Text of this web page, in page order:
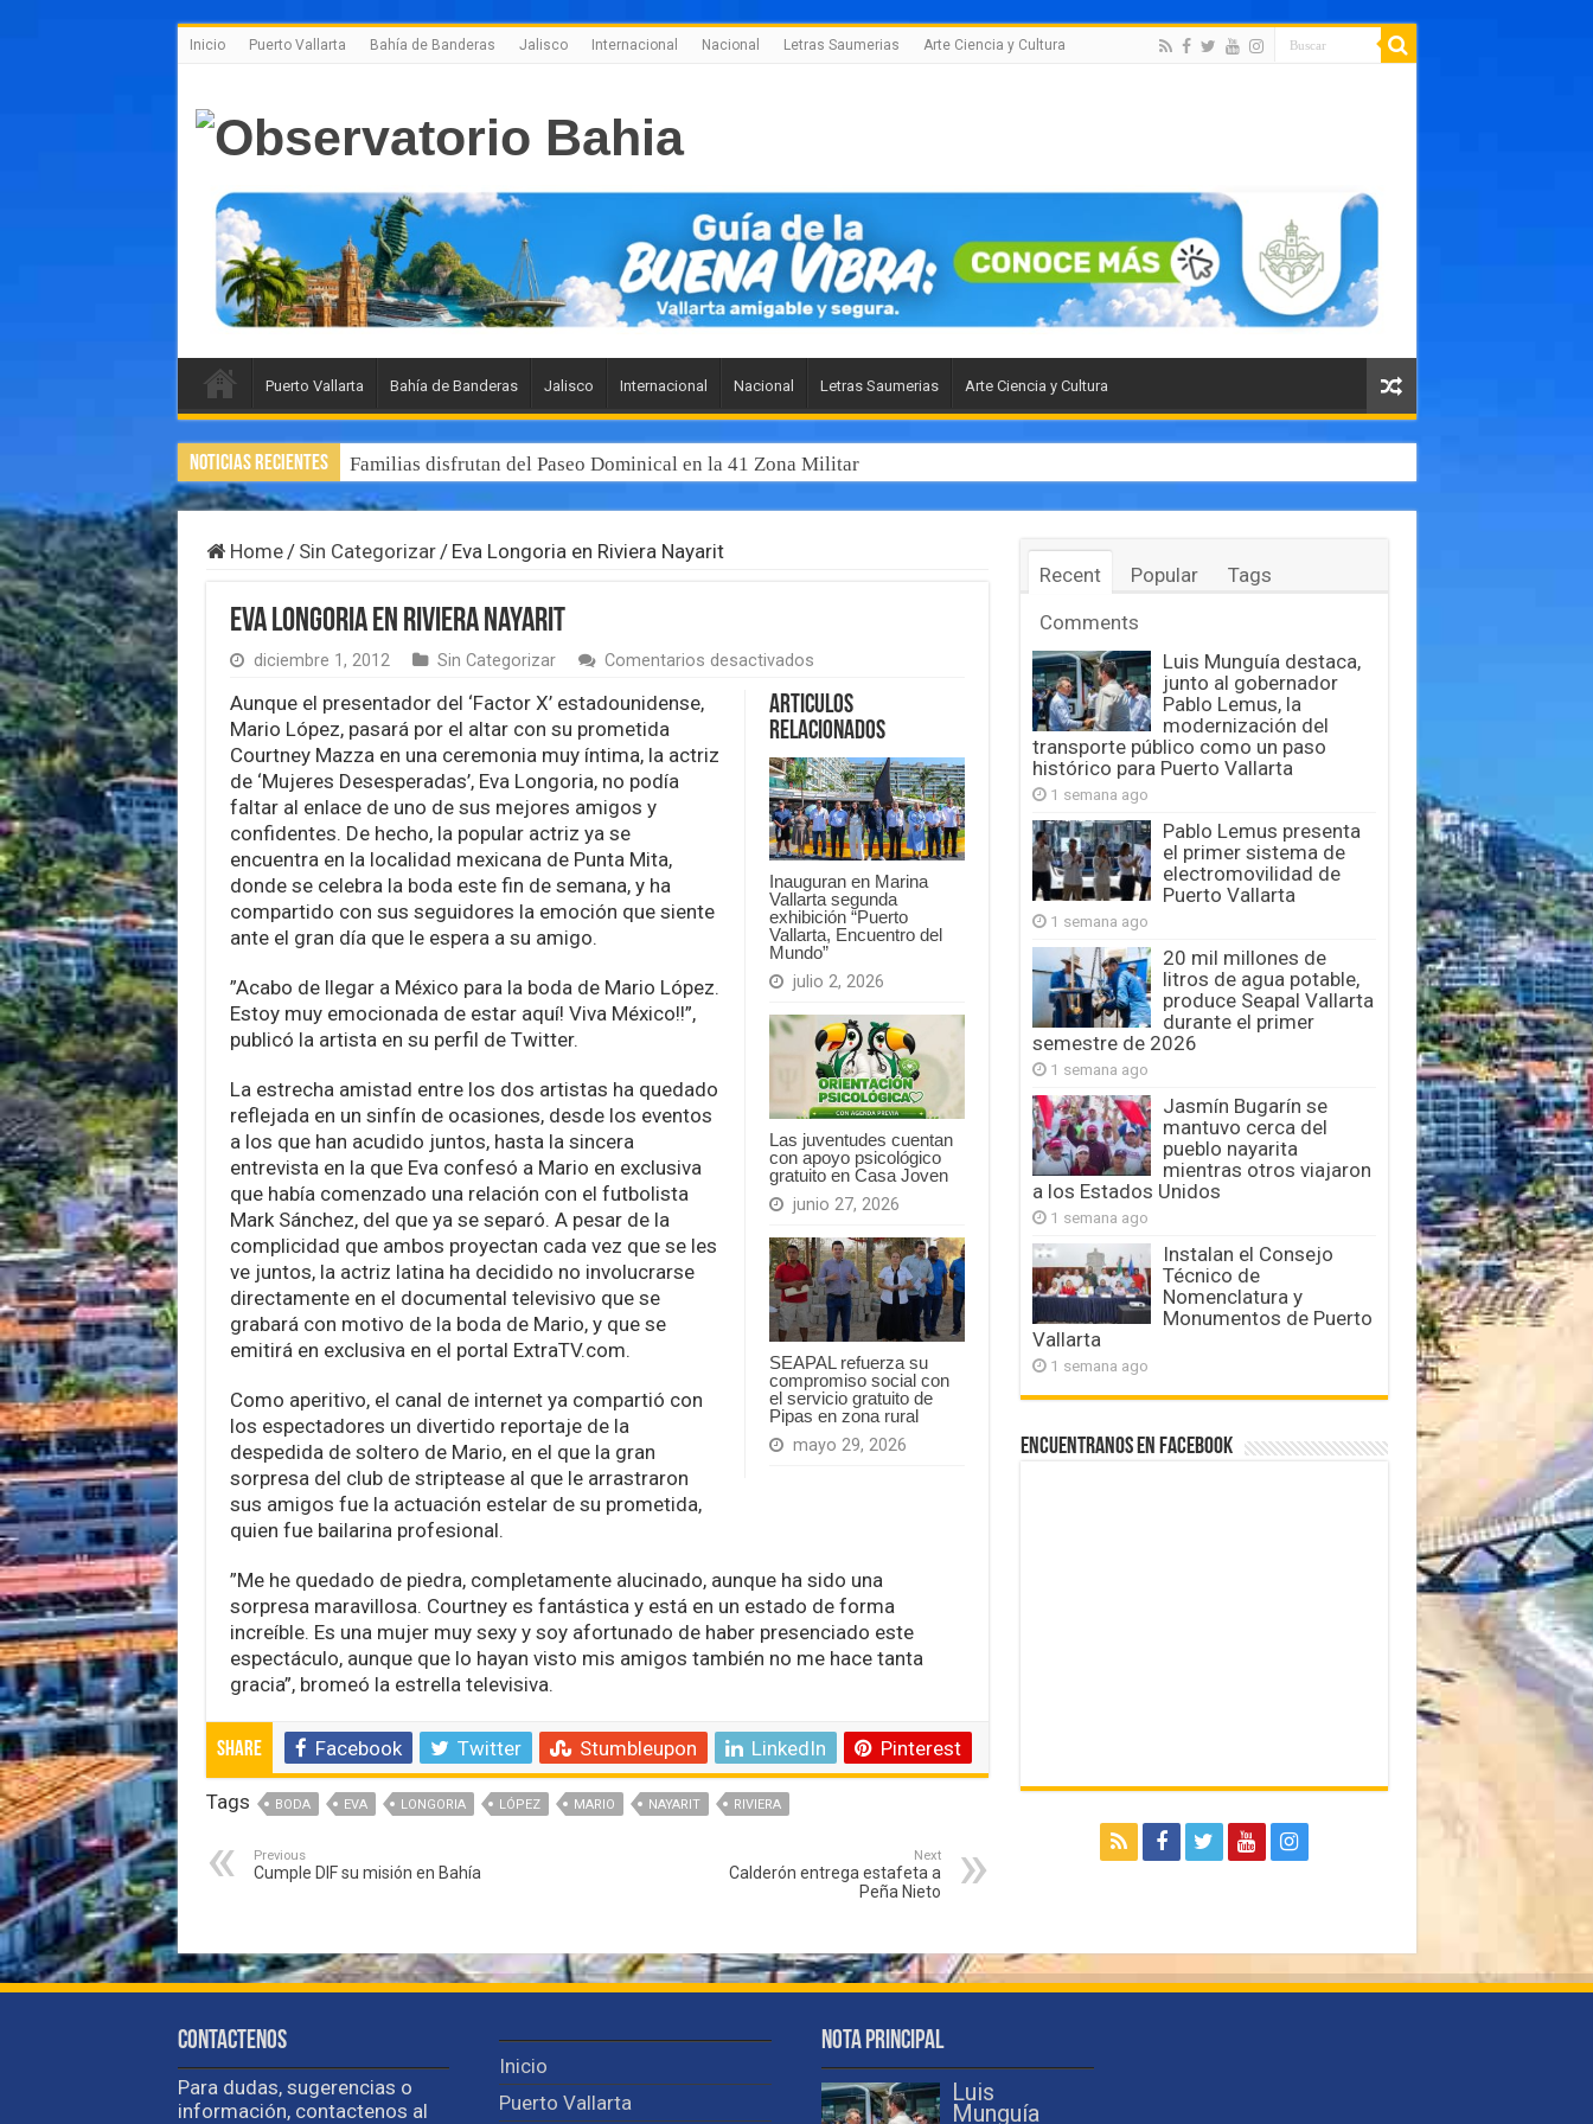
Inicio Puerto Vallarta Bahía de Banderas Jalisco Internacional Nacional Letras Saumerias Arte Ciencia y Cultura
Puerto Vallarta Bahía de Banderas Jalisco Internacional Nacional Letras Saumerias Arte Ciencia y Cultura
Noticias Recientes Familias disfrutan del Paseo Dominical en la 41 Zona Militar
Home / Sin Categorizar / Eva Longoria en Riviera Nayarit
Eva Longoria en Riviera Nayarit
diciembre 1, 2012 Sin Categorizar Comentarios desactivadosen
Longoria
en
Riviera
Nayarit
Articulos
Relacionados
Inauguran en Marina
Vallarta segunda
exhibición “Puerto
Vallarta, Encuentro del
Mundo”
julio 2, 2026
Las juventudes cuentan
con apoyo psicológico
gratuito en Casa Joven
junio 27, 2026
SEAPAL refuerza su
compromiso social con
el servicio gratuito de
Pipas en zona rural
mayo 29, 2026
Aunque el presentador del ‘Factor X’ estadounidense,
Mario López, pasará por el altar con su prometida
Courtney Mazza en una ceremonia muy íntima, la actriz
de ‘Mujeres Desesperadas’, Eva Longoria, no podía
faltar al enlace de uno de sus mejores amigos y
confidentes. De hecho, la popular actriz ya se
encuentra en la localidad mexicana de Punta Mita,
donde se celebra la boda este fin de semana, y ha
compartido con sus seguidores la emoción que siente
ante el gran día que le espera a su amigo.
”Acabo de llegar a México para la boda de Mario López.
Estoy muy emocionada de estar aquí! Viva México!!”,
publicó la artista en su perfil de Twitter.
La estrecha amistad entre los dos artistas ha quedado
reflejada en un sinfín de ocasiones, desde los eventos
a los que han acudido juntos, hasta la sincera
entrevista en la que Eva confesó a Mario en exclusiva
que había comenzado una relación con el futbolista
Mark Sánchez, del que ya se separó. A pesar de la
complicidad que ambos proyectan cada vez que se les
ve juntos, la actriz latina ha decidido no involucrarse
directamente en el documental televisivo que se
grabará con motivo de la boda de Mario, y que se
emitirá en exclusiva en el portal ExtraTV.com.
Como aperitivo, el canal de internet ya compartió con
los espectadores un divertido reportaje de la
despedida de soltero de Mario, en el que la gran
sorpresa del club de striptease al que le arrastraron
sus amigos fue la actuación estelar de su prometida,
quien fue bailarina profesional.
”Me he quedado de piedra, completamente alucinado, aunque ha sido una
sorpresa maravillosa. Courtney es fantástica y está en un estado de forma
increíble. Es una mujer muy sexy y soy afortunado de haber presenciado este
espectáculo, aunque que lo hayan visto mis amigos también no me hace tanta
gracia”, bromeó la estrella televisiva.
Share Facebook Twitter Stumbleupon LinkedIn Pinterest
Tags BODA EVA LONGORIA LÓPEZ MARIO NAYARIT RIVIERA
Previous
Cumple DIF su misión en Bahía
Next
Calderón entrega estafeta a
Peña Nieto
Recent Popular
Tags
Comments
Luis Munguía destaca,
junto al gobernador
Pablo Lemus, la
modernización del
transporte público como un paso
histórico para Puerto Vallarta
1 semana ago
Pablo Lemus presenta
el primer sistema de
electromovilidad de
Puerto Vallarta
1 semana ago
20 mil millones de
litros de agua potable,
produce Seapal Vallarta
durante el primer
semestre de 2026
1 semana ago
Jasmín Bugarín se
mantuvo cerca del
pueblo nayarita
mientras otros viajaron
a los Estados Unidos
1 semana ago
Instalan el Consejo
Técnico de
Nomenclatura y
Monumentos de Puerto
Vallarta
1 semana ago
Encuentranos en Facebook
Contactenos
Para dudas, sugerencias o
información, contactenos al
Inicio
Puerto Vallarta
Nota Principal
Luis
Munguía